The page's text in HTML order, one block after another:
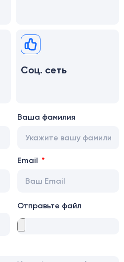
Соц. сеть
Ваша фамилия
Email
Отправьте файл